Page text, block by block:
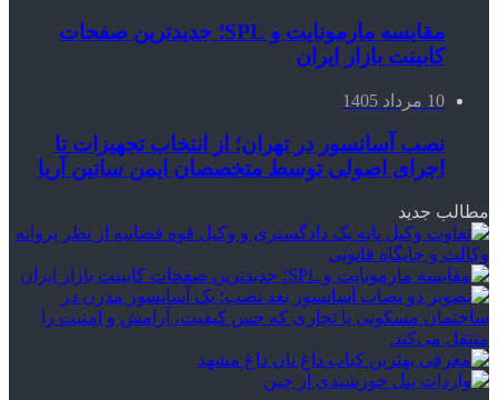
مقایسه مارمونایت و SPL؛ جدیدترین صفحات
کابینت بازار ایران
10 مرداد 1405
نصب آسانسور در تهران؛ از انتخاب تجهیزات تا
اجرای اصولی توسط متخصصان ایمن ساتین آریا
مطالب جدید